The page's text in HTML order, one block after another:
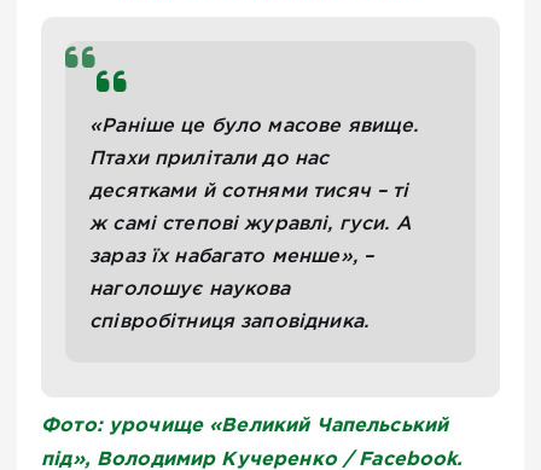
«Раніше це було масове явище.
Птахи прилітали до нас
десятками й сотнями тисяч – ті
ж самі степові журавлі, гуси. А
зараз їх набагато менше», –
наголошує наукова
співробітниця заповідника.
Фото: урочище «Великий Чапельський
під», Володимир Кучеренко / Facebook.